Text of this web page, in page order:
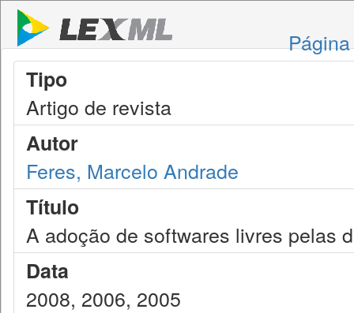
Tipo
Artigo de revista
Autor
Feres, Marcelo Andrade
Título
A adoção de softwares livres pelas
Data
2008, 2006, 2005